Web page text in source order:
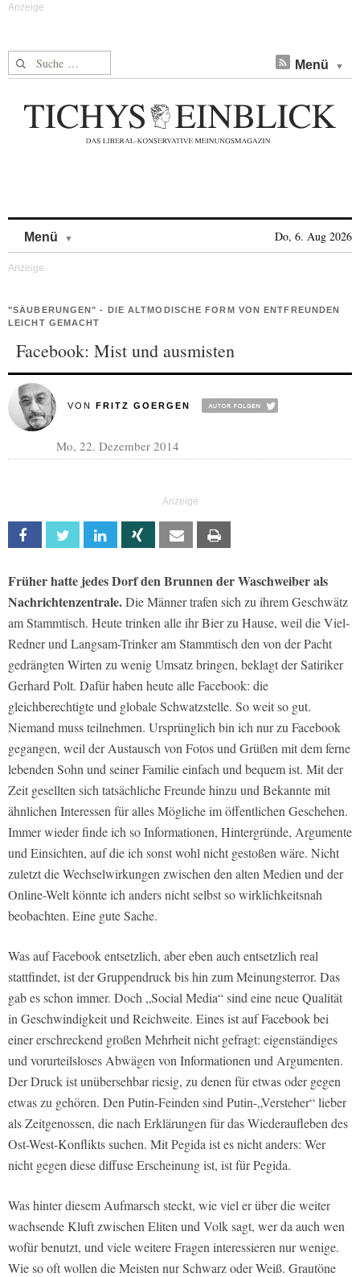
Suche nach: Menü
Menü Do, 6. Aug 2026
"SÄUBERUNGEN" - DIE ALTMODISCHE FORM VON ENTFREUNDEN
LEICHT GEMACHT
Facebook: Mist und ausmisten
VON FRITZ GOERGEN
Mo, 22. Dezember 2014
Facebook Twitter Linkedin Xing Email
Früher hatte jedes Dorf den Brunnen der Waschweiber als
Nachrichtenzentrale.Die Männer trafen sich zu ihrem Geschwätz
am Stammtisch. Heute trinken alle ihr Bier zu Hause, weil die Viel-
Redner und Langsam-Trinker am Stammtisch den von der Pacht
gedrängten Wirten zu wenig Umsatz bringen, beklagt der Satiriker
Gerhard Polt. Dafür haben heute alle Facebook: die
gleichberechtigte und globale Schwatzstelle. So weit so gut.
Niemand muss teilnehmen. Ursprünglich bin ich nur zu Facebook
gegangen, weil der Austausch von Fotos und Grüßen mit dem ferne
lebenden Sohn und seiner Familie einfach und bequem ist. Mit der
Zeit gesellten sich tatsächliche Freunde hinzu und Bekannte mit
ähnlichen Interessen für alles Mögliche im öffentlichen Geschehen.
Immer wieder finde ich so Informationen, Hintergründe, Argumente
und Einsichten, auf die ich sonst wohl nicht gestoßen wäre. Nicht
zuletzt die Wechselwirkungen zwischen den alten Medien und der
Online-Welt könnte ich anders nicht selbst so wirklichkeitsnah
beobachten. Eine gute Sache.
Was auf Facebook entsetzlich, aber eben auch entsetzlich real
stattfindet, ist der Gruppendruck bis hin zum Meinungsterror. Das
gab es schon immer. Doch „Social Media“ sind eine neue Qualität
in Geschwindigkeit und Reichweite. Eines ist auf Facebook bei
einer erschreckend großen Mehrheit nicht gefragt: eigenständiges
und vorurteilsloses Abwägen von Informationen und Argumenten.
Der Druck ist unübersehbar riesig, zu denen für etwas oder gegen
etwas zu gehören. Den Putin-Feinden sind Putin-„Versteher“ lieber
als Zeitgenossen, die nach Erklärungen für das Wiederaufleben des
Ost-West-Konflikts suchen. Mit Pegida ist es nicht anders: Wer
nicht gegen diese diffuse Erscheinung ist, ist für Pegida.
Was hinter diesem Aufmarsch steckt, wie viel er über die weiter
wachsende Kluft zwischen Eliten und Volk sagt, wer da auch wen
wofür benutzt, und viele weitere Fragen interessieren nur wenige.
Wie so oft wollen die Meisten nur Schwarz oder Weiß. Grautöne